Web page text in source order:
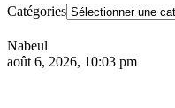
Catégories
Nabeul
août 6, 2026, 10:03 pm